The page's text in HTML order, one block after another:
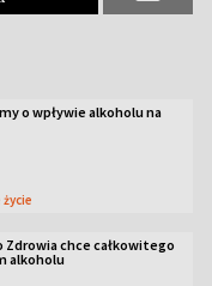
o wpływie alkoholu na
życie
chce całkowitego
alkoholu